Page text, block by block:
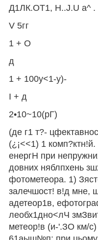
Д1ЛК.ОТ1, H..J.U a^ .
V 5гг
1 + О
д
1 + 100у<1-у)-
I + д
2•10~10(рГ)
(де г1 т?-
(¿¡<<1) 1
енергН при
довних няблпхень
фотометеора. 1)
залечшост! в!д мне,
адетеор1в,
леобх1дно<лЧ
метеор!в (и-'.ЗО км/